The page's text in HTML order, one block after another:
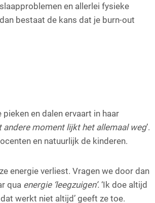
en allerlei fysieke
bestaat de kans dat je burn-out
en dalen ervaart in haar
andere moment lijkt het allemaal weg’.
en natuurlijk de kinderen.
energie verliest. Vragen we door dan
qua energie ‘leegzuigen’. ‘Ik doe altijd
werkt niet altijd’ geeft ze toe.